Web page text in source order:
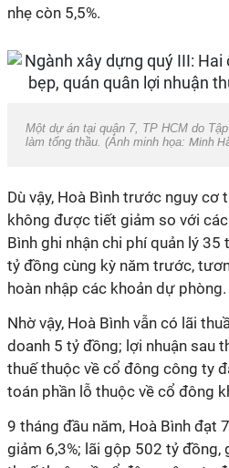
nhẹ còn 5,5%.
Một dự án tại quận 7, TP HCM do
làm tổng thầu. (Ảnh minh họa: Minh
Dù vậy, Hoà Bình trước nguy cơ
không được tiết giảm so với
Bình ghi nhận chi phí quản lý
tỷ đồng cùng kỳ năm trước,
hoàn nhập các khoản dự phòng.
Nhờ vậy, Hoà Bình vẫn có lãi
doanh 5 tỷ đồng; lợi nhuận sau
thuế thuộc về cổ đông công ty
toán phần lỗ thuộc về cổ đông
9 tháng đầu năm, Hoà Bình đạt
giảm 6,3%; lãi gộp 502 tỷ đồng,